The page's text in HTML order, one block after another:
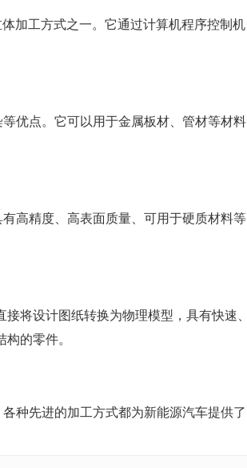
加工方式之一。它通过计算机程序控制机
优点。它可以用于金属板材、管材等材料
高精度、高表面质量、可用于硬质材料等
将设计图纸转换为物理模型，具有快速、
的零件。
种先进的加工方式都为新能源汽车提供了